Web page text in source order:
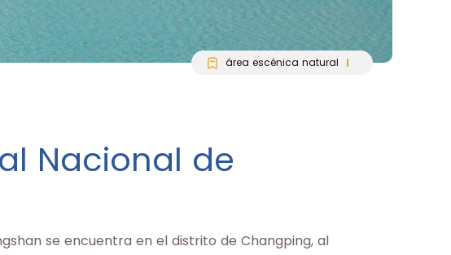
área escénica natural
Nacional de
se encuentra en el distrito de Changping, al